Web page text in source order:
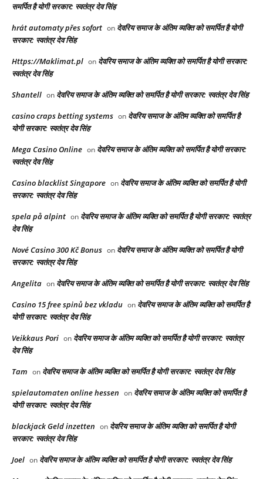
समर्पित है योगी सरकार: स्वतंत्र देव सिंह
hrát automaty přes sofort on देवरिय समाज के अंतिम व्यक्ति को समर्पित है योगी
सरकार: स्वतंत्र देव सिंह
Https://Maklimat.pl on देवरिय समाज के अंतिम व्यक्ति को समर्पित है योगी सरकार:
स्वतंत्र देव सिंह
Shantell on देवरिय समाज के अंतिम व्यक्ति को समर्पित है योगी सरकार: स्वतंत्र देव सिंह
casino craps betting systems on देवरिय समाज के अंतिम व्यक्ति को समर्पित है
योगी सरकार: स्वतंत्र देव सिंह
Mega Casino Online on देवरिय समाज के अंतिम व्यक्ति को समर्पित है योगी सरकार:
स्वतंत्र देव सिंह
Casino blacklist Singapore on देवरिय समाज के अंतिम व्यक्ति को समर्पित है योगी
सरकार: स्वतंत्र देव सिंह
spela på alpint on देवरिय समाज के अंतिम व्यक्ति को समर्पित है योगी सरकार: स्वतंत्र
देव सिंह
Nové Casino 300 Kč Bonus on देवरिय समाज के अंतिम व्यक्ति को समर्पित है योगी
सरकार: स्वतंत्र देव सिंह
Angelita on देवरिय समाज के अंतिम व्यक्ति को समर्पित है योगी सरकार: स्वतंत्र देव सिंह
Casino 15 free spinů bez vkladu on देवरिय समाज के अंतिम व्यक्ति को समर्पित है
योगी सरकार: स्वतंत्र देव सिंह
Veikkaus Pori on देवरिय समाज के अंतिम व्यक्ति को समर्पित है योगी सरकार: स्वतंत्र
देव सिंह
Tam on देवरिय समाज के अंतिम व्यक्ति को समर्पित है योगी सरकार: स्वतंत्र देव सिंह
spielautomaten online hessen on देवरिय समाज के अंतिम व्यक्ति को समर्पित है
योगी सरकार: स्वतंत्र देव सिंह
blackjack Geld inzetten on देवरिय समाज के अंतिम व्यक्ति को समर्पित है योगी
सरकार: स्वतंत्र देव सिंह
Joel on देवरिय समाज के अंतिम व्यक्ति को समर्पित है योगी सरकार: स्वतंत्र देव सिंह